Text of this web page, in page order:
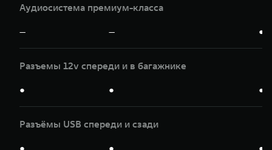
Аудиосистема премиум-класса
— — ●
Разъемы 12v спереди и в багажнике
● ● ●
Разъёмы USB спереди и сзади